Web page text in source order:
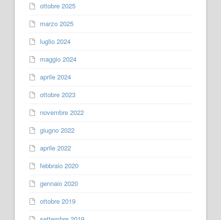
ottobre 2025
marzo 2025
luglio 2024
maggio 2024
aprile 2024
ottobre 2023
novembre 2022
giugno 2022
aprile 2022
febbraio 2020
gennaio 2020
ottobre 2019